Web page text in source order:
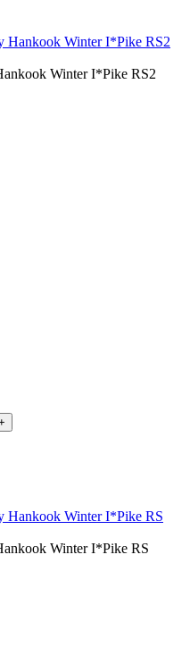
Winter I*Pike RS2
Winter I*Pike RS